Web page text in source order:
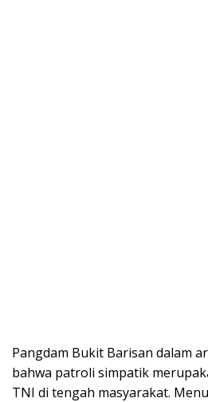
Pangdam Bukit Barisan dalam
bahwa patroli simpatik
TNI di tengah masyarakat.